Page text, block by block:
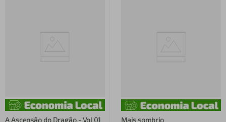
A Ascensão do Dragão - Vol 01
Mais sombrio